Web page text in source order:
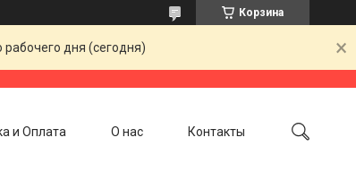
Корзина
дня (сегодня)
и Оплата О нас Контакты